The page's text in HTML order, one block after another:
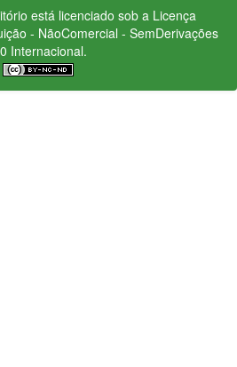
está licenciado sob a Licença
- NãoComercial - SemDerivações
Internacional.